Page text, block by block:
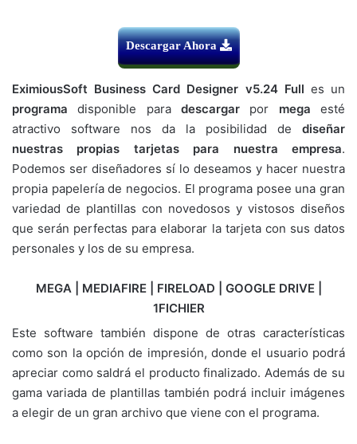
Descargar Ahora
EximiousSoft Business Card Designer v5.24 Full es un
programadisponible paradescargar por mega esté
atractivo software nos da la posibilidad de diseñar
nuestras propias tarjetas para nuestra empresa.
Podemos ser diseñadores sí lo deseamos y hacer nuestra
propia papelería de negocios. El programa posee una gran
variedad de plantillas con novedosos y vistosos diseños
que serán perfectas para elaborar la tarjeta con sus datos
personales y los de su empresa.
MEGA | MEDIAFIRE | FIRELOAD | GOOGLE DRIVE |
1FICHIER
Este software también dispone de otras características
como son la opción de impresión, donde el usuario podrá
apreciar como saldrá el producto finalizado. Además de su
gama variada de plantillas también podrá incluir imágenes
a elegir de un gran archivo que viene con el programa.